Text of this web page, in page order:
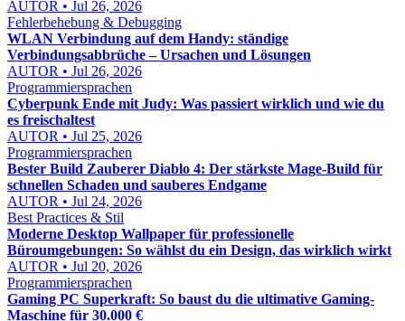
AUTOR • Jul 26, 2026
Fehlerbehebung & Debugging
WLAN Verbindung auf dem Handy: ständige
Verbindungsabbrüche – Ursachen und Lösungen
AUTOR • Jul 26, 2026
Programmiersprachen
Cyberpunk Ende mit Judy: Was passiert wirklich und wie du
es freischaltest
AUTOR • Jul 25, 2026
Programmiersprachen
Bester Build Zauberer Diablo 4: Der stärkste Mage-Build für
schnellen Schaden und sauberes Endgame
AUTOR • Jul 24, 2026
Best Practices & Stil
Moderne Desktop Wallpaper für professionelle
Büroumgebungen: So wählst du ein Design, das wirklich wirkt
AUTOR • Jul 20, 2026
Programmiersprachen
Gaming PC Superkraft: So baust du die ultimative Gaming-
Maschine für 30.000 €